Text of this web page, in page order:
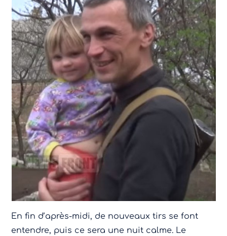
En fin d’après-midi, de nouveaux tirs se font
entendre, puis ce sera une nuit calme. Le